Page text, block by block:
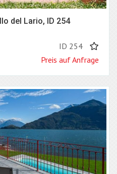
del Lario, ID 254
ID 254
Preis auf Anfrage